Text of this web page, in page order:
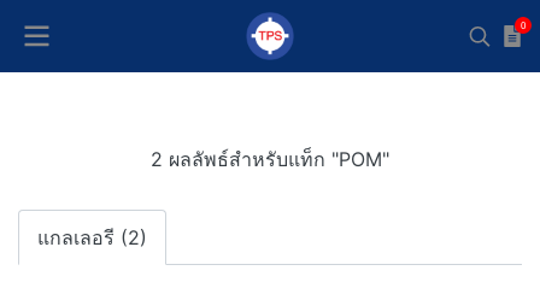
0
2 ผลลัพธ์สำหรับแท็ก "POM"
แกลเลอรี (2)